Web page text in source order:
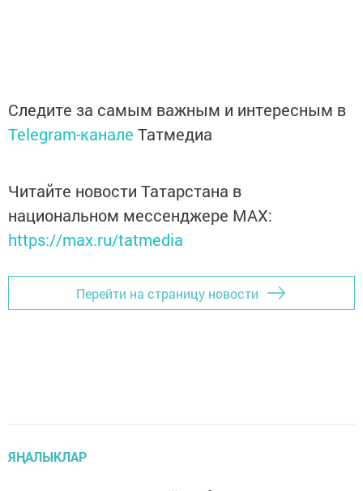
Следите за самым важным и интересным в
Telegram-канале Татмедиа
Читайте новости Татарстана в
национальном мессенджере MАХ:
https://max.ru/tatmedia
Перейти на страницу новости
ЯҢАЛЫКЛАР